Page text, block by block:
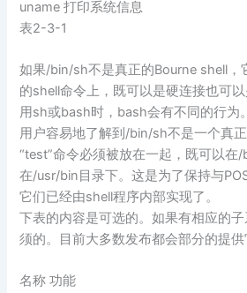
uname 打印系统信息
表2-3-1
如果/bin/sh不是真正的Bourne shell，
的shell命令上，既可以是硬连接也可
用sh或bash时，bash会有不同的行为
用户容易地了解到/bin/sh不是一个真
“test”命令必须被放在一起，既可以在
在/usr/bin目录下。这是为了保持与
它们已经由shell程序内部实现了。
下表的内容是可选的。如果有相应的
须的。目前大多数发布都会部分的提供
名称 功能